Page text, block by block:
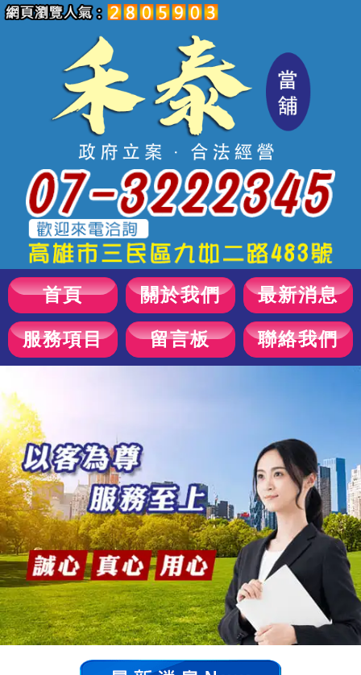
首頁 關於我們 最新消息
服務項目 留言板 聯絡我們